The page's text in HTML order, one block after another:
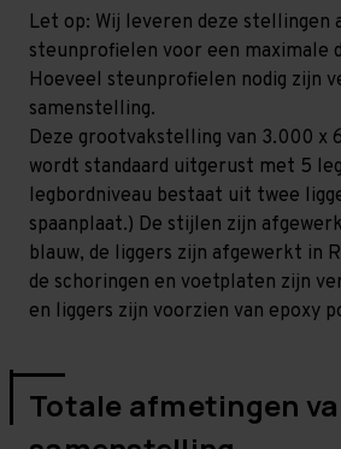
niveaus
(Liggers
1.200
mm)
GALVA
niveaus
(Liggers
1.200
mm)
GALVA
Let op: Wij leveren deze stellingen
steunprofielen voor een maximale
Hoeveel steunprofielen nodig zijn
samenstelling.
Deze grootvakstelling van 3.000 x
wordt standaard uitgerust met 5
legbordniveau bestaat uit twee
spaanplaat.) De stijlen zijn
blauw, de liggers zijn afgewerkt in
de schoringen en voetplaten zijn
en liggers zijn voorzien van epoxy
Totale afmetingen